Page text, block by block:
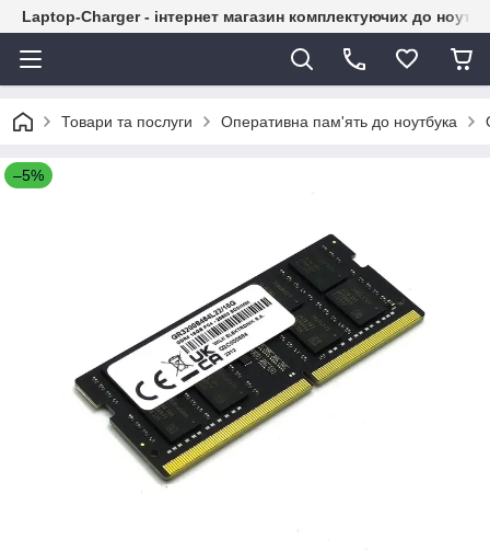
Laptop-Charger - інтернет магазин комплектуючих до
Товари та послуги Оперативна пам'ять до ноутбука
–5%